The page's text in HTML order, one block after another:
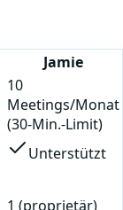
Jamie
10
Meetings/Monat
(30-Min.-Limit)
Unterstützt
1 (proprietär)